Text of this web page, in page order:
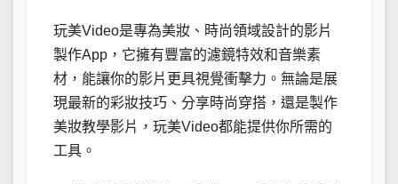
玩美Video是專為美妝、時尚領域設計的影片
製作App，它擁有豐富的濾鏡特效和音樂素
材，能讓你的影片更具視覺衝擊力。無論是展
現最新的彩妝技巧、分享時尚穿搭，還是製作
美妝教學影片，玩美Video都能提供你所需的
工具。